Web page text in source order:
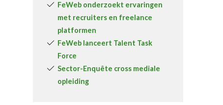
FeWeb onderzoekt ervaringen
met recruiters en freelance
platformen
FeWeb lanceert Talent Task
Force
Sector-Enquête cross mediale
opleiding